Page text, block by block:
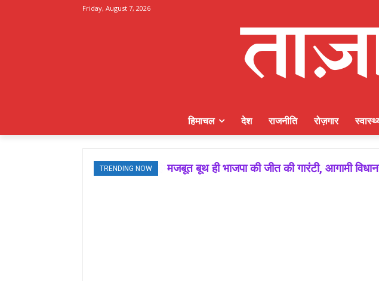
Friday, August 7, 2026
हिमाचल देश राजनीति रोज़गार
TRENDING NOW
मजबूत बूथ ही भाजपा की जीत की गारंटी, आगामी